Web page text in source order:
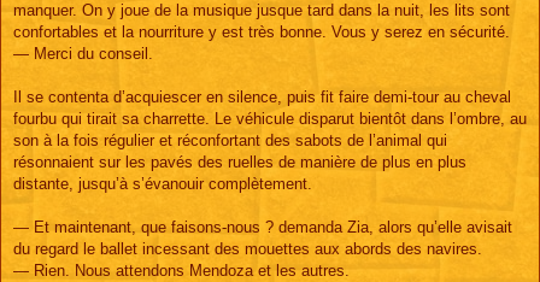
manquer. On y joue de la musique jusque tard dans la nuit, les lits sont
confortables et la nourriture y est très bonne. Vous y serez en sécurité.
— Merci du conseil.
Il se contenta d’acquiescer en silence, puis fit faire demi-tour au cheval
fourbu qui tirait sa charrette. Le véhicule disparut bientôt dans l’ombre, au
son à la fois régulier et réconfortant des sabots de l’animal qui
résonnaient sur les pavés des ruelles de manière de plus en plus
distante, jusqu’à s’évanouir complètement.
— Et maintenant, que faisons-nous ? demanda Zia, alors qu’elle avisait
du regard le ballet incessant des mouettes aux abords des navires.
— Rien. Nous attendons Mendoza et les autres.